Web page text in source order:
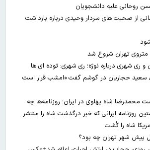
روحانی علیه دانشجویان
از صحبت های سردار وحیدی درباره بازداشت
متروی تهران شروع شد
ری شهری درباره نوژه؛ ری شهری: توده ای ها
سعید حجاریان در گوشم گفت «امشب قرار است
محمدرضا شاه پهلوی در ایران؛ روزنامه‌ها چه
روزنامه ایرانی که خبر درگذشت شاه را منتشر
شاه را کُشت